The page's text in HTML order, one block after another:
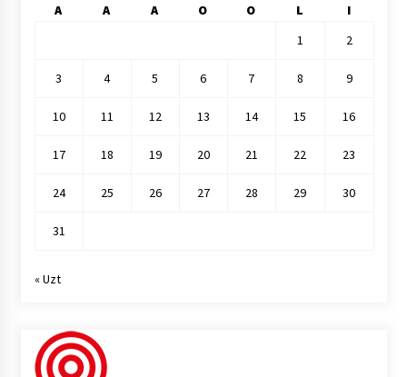
A A A O O L
I
1
2
3 4 5 6 7 8 9
10 11 12 13 14 15 16
17 18 19 20 21 22 23
24 25 26 27 28 29 30
31
« Uzt